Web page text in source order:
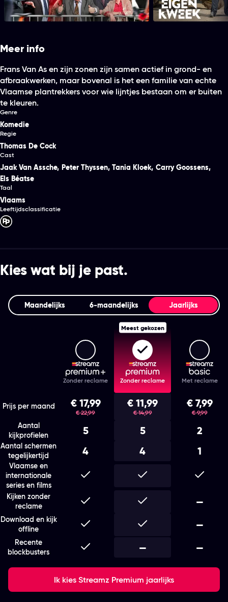
Meer info
Frans Van As en zijn zonen zijn samen actief in grond- en
afbraakwerken, maar bovenal is het een familie van echte
Vlaamse plantrekkers voor wie lijntjes bestaan om er buiten
te kleuren.
Genre
Komedie
Regie
Thomas De Cock
Cast
Jaak Van Assche, Peter Thyssen, Tania Kloek, Carry Goossens,
Els Béatse
Taal
Vlaams
Leeftijdsclassificatie
Kies wat bij je past.
Maandelijks 6‑maandelijks Jaarlijks
Kies het abonnement en de looptijd die bij je past
Streamz Premium+
Zonder reclame
Meest gekozen
Streamz Premium
Zonder reclame Met reclame
Prijs per maand € 17,99
was
€ 22,99
€ 11,99
was
€ 14,99
€ 7,99
was
€ 9,99
Aantal
kijkprofielen
5 5 2
Aantal schermen
tegelijkertijd
4 4 1
Vlaamse en
internationale
series en films
Inbegrepen Inbegrepen
Kijken zonder
reclame
Inbegrepen Inbegrepen Niet
—
Download en kijk
offline
Inbegrepen Inbegrepen Niet
—
Recente
blockbusters
Inbegrepen Niet inbegrepen
— Niet
—
Ik kies Streamz Premium jaarlijks